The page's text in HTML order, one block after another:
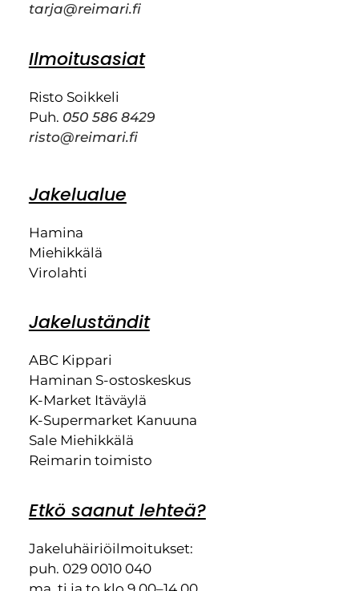
tarja@reimari.fi
Ilmoitusasiat
Risto Soikkeli
Puh. 050 586 8429
risto@reimari.fi
Jakelualue
Hamina
Miehikkälä
Virolahti
Jakeluständit
ABC Kippari
Haminan S-ostoskeskus
K-Market Itäväylä
K-Supermarket Kanuuna
Sale Miehikkälä
Reimarin toimisto
Etkö saanut lehteä?
Jakeluhäiriöilmoitukset:
puh. 029 0010 040